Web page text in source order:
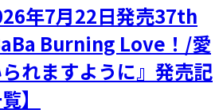
年7月22日発売37th
Burning Love！/愛
れますように』発売記
】